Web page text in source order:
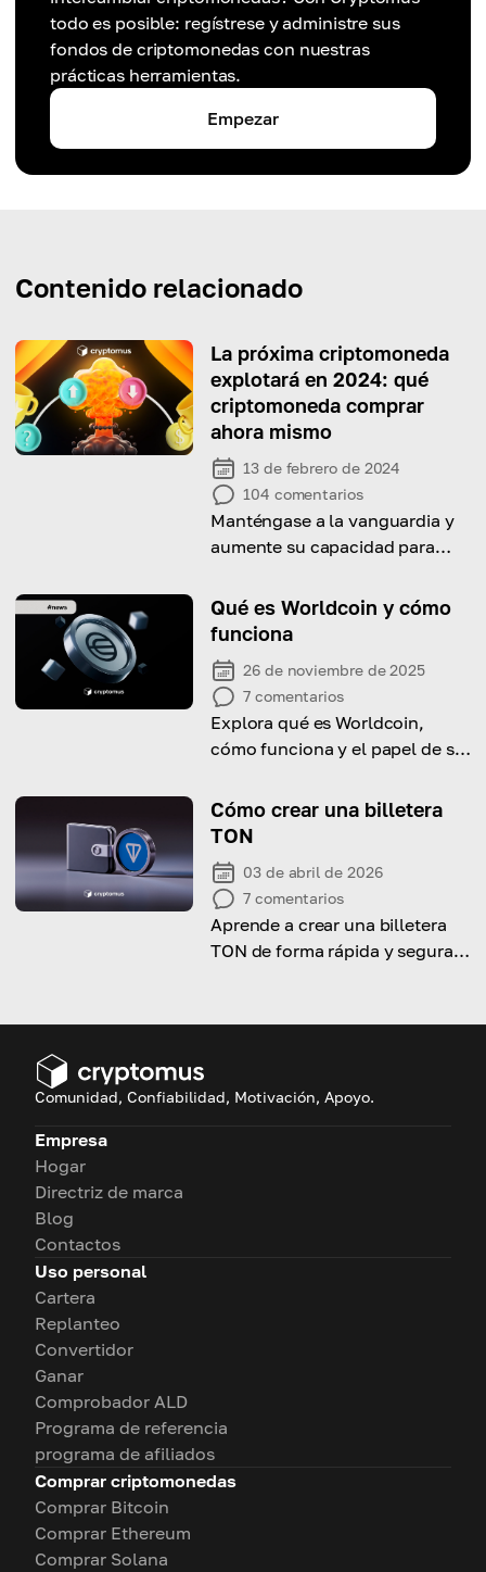
todo es posible: regístrese y administre sus
fondos de criptomonedas con nuestras
prácticas herramientas.
Empezar
Contenido relacionado
La próxima criptomoneda
explotará en 2024: qué
criptomoneda comprar
ahora mismo
13 de febrero de 2024
104 comentarios
Manténgase a la vanguardia y
aumente su capacidad para
criptomoneda que explotará
con esta guía detallada
Qué es Worldcoin y cómo
funciona
26 de noviembre de 2025
7 comentarios
Explora qué es Worldcoin,
cómo funciona y el papel de su
cripto.
Cómo crear una billetera
TON
03 de abril de 2026
7 comentarios
Aprende a crear una billetera
TON de forma rápida y segura,
total facilidad.
Comunidad, Confiabilidad, Motivación, Apoyo.
Empresa
Hogar
Directriz de marca
Blog
Contactos
Uso personal
Cartera
Replanteo
Convertidor
Ganar
Comprobador ALD
Programa de referencia
programa de afiliados
Comprar criptomonedas
Comprar Bitcoin
Comprar Ethereum
Comprar Solana